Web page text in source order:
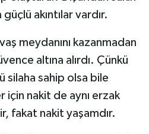
akıntılar vardır.
meydanını kazanmadan
altına alırdı. Çünkü
silaha sahip olsa bile
için nakit de aynı erzak
fakat nakit yaşamdır.